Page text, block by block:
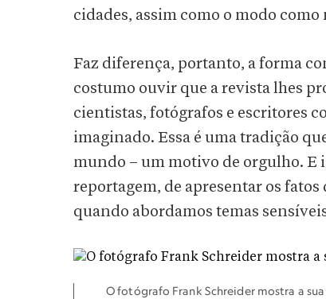
cidades, assim como o modo
Faz diferença, portanto, a forma
costumo ouvir que a revista lhes
cientistas, fotógrafos e escritores
imaginado. Essa é uma tradição
mundo – um motivo de orgulho. E
reportagem, de apresentar os
quando abordamos temas
O fotógrafo Frank Schreider mostra a